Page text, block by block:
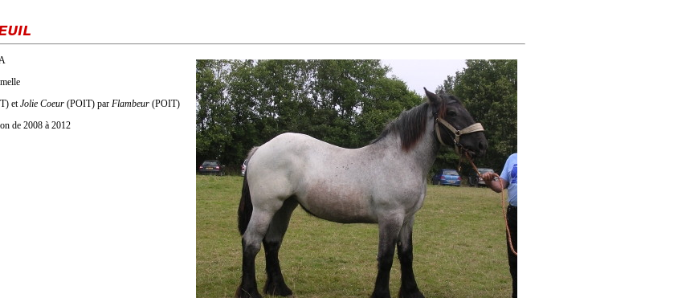
etJolie Coeur (POIT) par Flambeur (POIT)
de 2008 à 2012